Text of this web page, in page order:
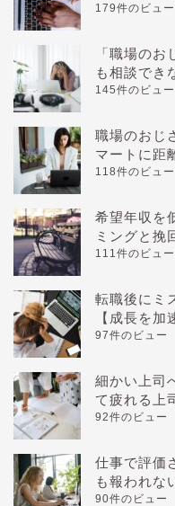
179件のビュー
「職場の
も相談でき
145件のビュー
職場のおじ
マートに距
118件のビュー
希望年収を
ミングと挽
111件のビュー
転職後にミ
【成長を加
97件のビュー
細かい上司
て疲れる上
92件のビュー
仕事で評価
も報われな
90件のビュー